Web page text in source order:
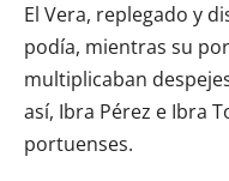
El Vera, replegado y
podía, mientras su
multiplicaban
así, Ibra Pérez e Ibra
portuenses.